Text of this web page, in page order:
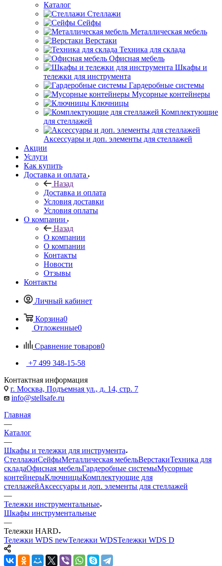
Каталог
Стеллажи
Сейфы
Металлическая мебель
Верстаки
Техника для склада
Офисная мебель
Шкафы и
тележки для инструмента
Гардеробные системы
Мусорные контейнеры
Ключницы
Комплектующие
для стеллажей
Аксессуары и доп. элементы для стеллажей
Акции
Услуги
Как купить
Доставка и оплата
Назад
Доставка и оплата
Условия доставки
Условия оплаты
О компании
Назад
О компании
О компании
Контакты
Новости
Отзывы
Контакты
Личный кабинет
Корзина0
Отложенные0
Сравнение товаров0
+7 499 348-15-58
Контактная информация
г. Москва, Подъемная ул., д. 14, стр. 7
info@stellsafe.ru
Главная
—
Каталог
—
Шкафы и тележки для инструмента
СтеллажиСейфыМеталлическая мебельВерстакиТехника для
складаОфисная мебельГардеробные системыМусорные
контейнерыКлючницыКомплектующие для
стеллажейАксессуары и доп. элементы для стеллажей
—
Тележки инструментальные
Шкафы инструментальные
—
Тележки HARD
Тележки WDS newТележки WDSТележки WDS D